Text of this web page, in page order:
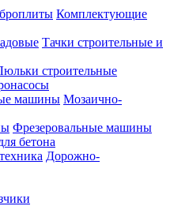
Комплектующие
Тачки строительные и
строительные
Мозаично-
Фрезеровальные машины
бетона
Дорожно-